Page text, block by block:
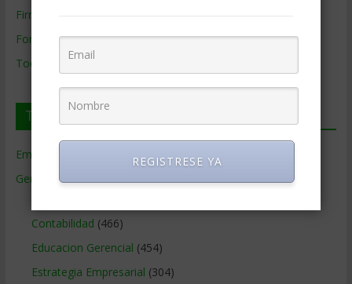
Firmas de Gerencia
Formación de Gerencia
Todos los Temas
Temas de Gerencia
Empresas de Gerencia
(38)
Gerencia(9.477)
Contabilidad (466)
Educacion Gerencial (454)
Estrategia Empresarial (304)
REGISTRESE YA